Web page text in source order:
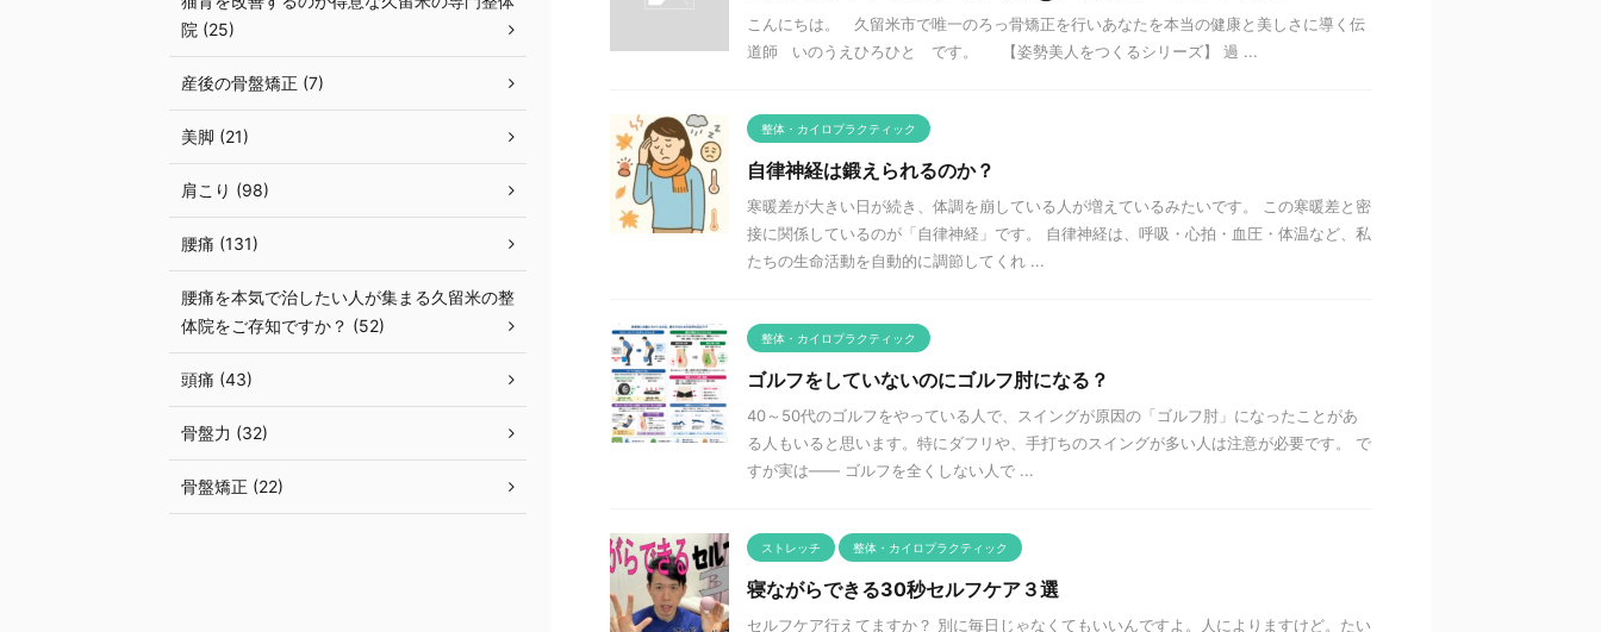
こんにちは。 久留米市で唯一のろっ骨矯正を行いあなたを本当の健康と美しさに導く伝
道師 いのうえひろひと です。 【姿勢美人をつくるシリーズ】 過 ...
整体・カイロプラクティック
自律神経は鍛えられるのか？
寒暖差が大きい日が続き、体調を崩している人が増えているみたいです。 この寒暖差と密
接に関係しているのが「自律神経」です。 自律神経は、呼吸・心拍・血圧・体温など、私
たちの生命活動を自動的に調節してくれ ...
整体・カイロプラクティック
ゴルフをしていないのにゴルフ肘になる？
40～50代のゴルフをやっている人で、スイングが原因の「ゴルフ肘」になったことがあ
る人もいると思います。特にダフリや、手打ちのスイングが多い人は注意が必要です。 で
すが実は―― ゴルフを全くしない人で ...
ストレッチ 整体・カイロプラクティック
寝ながらできる30秒セルフケア３選
セルフケア行えてますか？ 別に毎日じゃなくてもいいんですよ。人によりますけど。たい
院 (25)
産後の骨盤矯正 (7)
美脚 (21)
肩こり (98)
腰痛 (131)
腰痛を本気で治したい人が集まる久留米の整
体院をご存知ですか？ (52)
頭痛 (43)
骨盤力 (32)
骨盤矯正 (22)